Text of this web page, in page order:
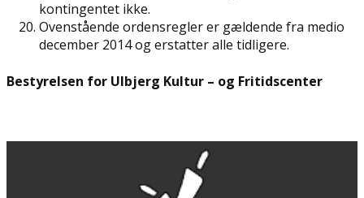
kontingentet ikke.
Ovenstående ordensregler er gældende fra medio
december 2014 og erstatter alle tidligere.
Bestyrelsen for Ulbjerg Kultur – og Fritidscenter